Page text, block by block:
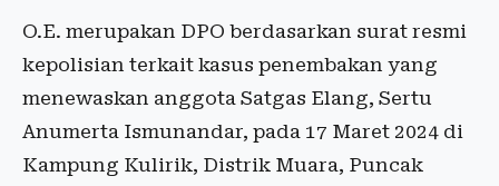
O.E. merupakan DPO berdasarkan surat resmi
kepolisian terkait kasus penembakan yang
menewaskan anggota Satgas Elang, Sertu
Anumerta Ismunandar, pada 17 Maret 2024 di
Kampung Kulirik, Distrik Muara, Puncak